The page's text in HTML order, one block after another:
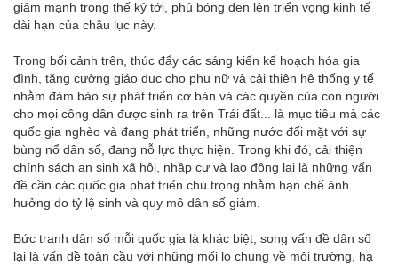
giảm mạnh trong thế kỷ tới, phủ bóng đen lên triển vọng kinh tế
dài hạn của châu lục này.
Trong bối cảnh trên, thúc đẩy các sáng kiến kế hoạch hóa gia
đình, tăng cường giáo dục cho phụ nữ và cải thiện hệ thống y tế
nhằm đảm bảo sự phát triển cơ bản và các quyền của con người
cho mọi công dân được sinh ra trên Trái đất... là mục tiêu mà các
quốc gia nghèo và đang phát triển, những nước đối mặt với sự
bùng nổ dân số, đang nỗ lực thực hiện. Trong khi đó, cải thiện
chính sách an sinh xã hội, nhập cư và lao động lại là những vấn
đề cần các quốc gia phát triển chú trọng nhằm hạn chế ảnh
hưởng do tỷ lệ sinh và quy mô dân số giảm.
Bức tranh dân số mỗi quốc gia là khác biệt, song vấn đề dân số
lại là vấn đề toàn cầu với những mối lo chung về môi trường, hạ